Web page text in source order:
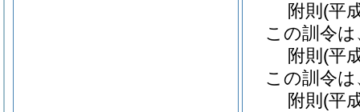
附則 (平
この訓令
附則 (平
この訓令
附則 (平